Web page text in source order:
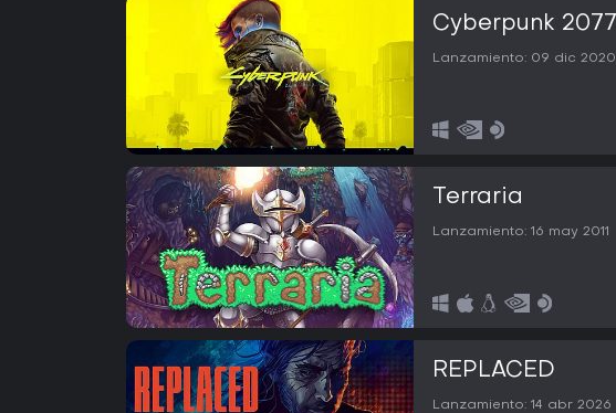
Cyberpunk 2077
Lanzamiento: 09 dic 2020
Terraria
Lanzamiento: 16 may 2011
REPLACED
Lanzamiento: 14 abr 2026